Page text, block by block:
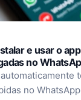
e usar o
no
no